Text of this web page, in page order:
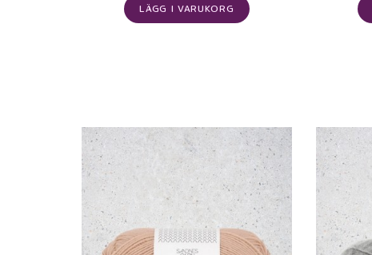
LÄGG I VARUKORG